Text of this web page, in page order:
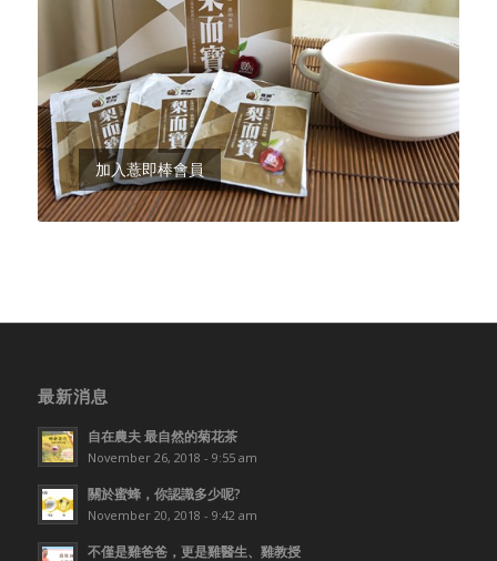
加入薏即棒會員
最新消息
自在農夫 最自然的菊花茶
November 26, 2018 - 9:55 am
關於蜜蜂，你認識多少呢?
November 20, 2018 - 9:42 am
不僅是雞爸爸，更是雞醫生、雞教授